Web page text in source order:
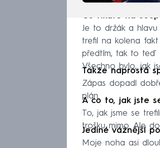
Co říkáte na
Je to držák a
trefil na kolena
předtím, tak to teď
Všechno bylo, jak
Takže naprostá
Zápas dopadl
plán.
A co to, jak jste
To, jak jsme se
trošku mimo. Ale
Jediné vážnější
Moje noha asi